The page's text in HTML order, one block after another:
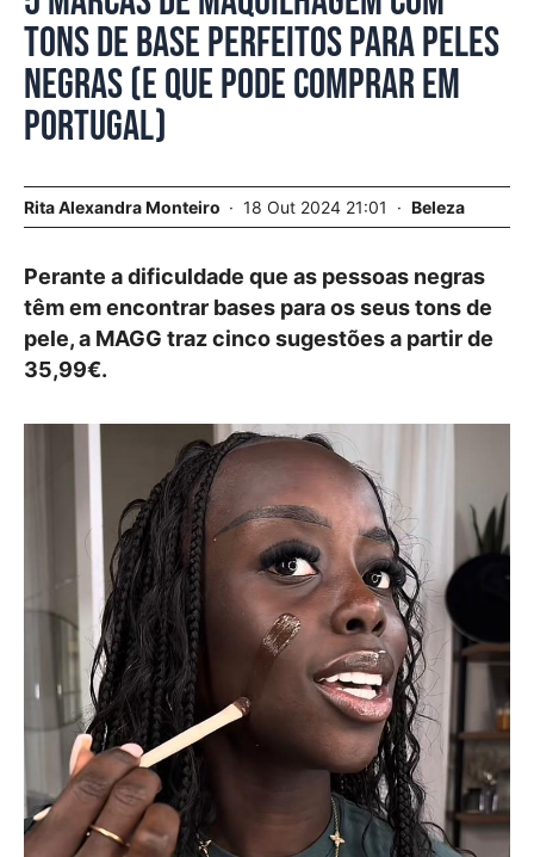
tons de base perfeitos para peles
negras (e que pode comprar em
Portugal)
Rita Alexandra Monteiro 18 Out 2024 21:01 Beleza
Perante a dificuldade que as pessoas negras
têm em encontrar bases para os seus tons de
pele, a MAGG traz cinco sugestões a partir de
35,99€.